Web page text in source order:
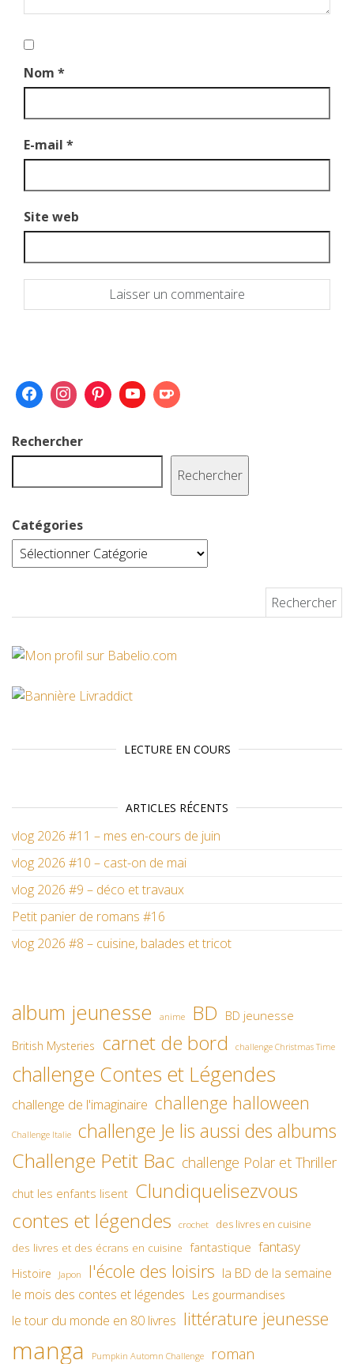
Nom *
E-mail *
Site web
Rechercher
Rechercher
Catégories
LECTURE EN COURS
ARTICLES RÉCENTS
vlog 2026 #11 – mes en-cours de juin
vlog 2026 #10 – cast-on de mai
vlog 2026 #9 – déco et travaux
Petit panier de romans #16
vlog 2026 #8 – cuisine, balades et tricot
album jeunesse anime BD BD jeunesse
British Mysteries carnet de bord challenge Christmas Time
challenge Contes et Légendes
challenge de l'imaginaire challenge halloween
Challenge Italie challenge Je lis aussi des albums
Challenge Petit Bac challenge Polar et Thriller
chut les enfants lisent Clundiquelisezvous
contes et légendes
crochet
des livres en cuisine
des livres et des écrans en cuisine fantastique fantasy
Histoire Japon l'école des loisirs la BD de la semaine
le mois des contes et légendes Les gourmandises
le tour du monde en 80 livres littérature jeunesse
manga Pumpkin Automn Challenge roman